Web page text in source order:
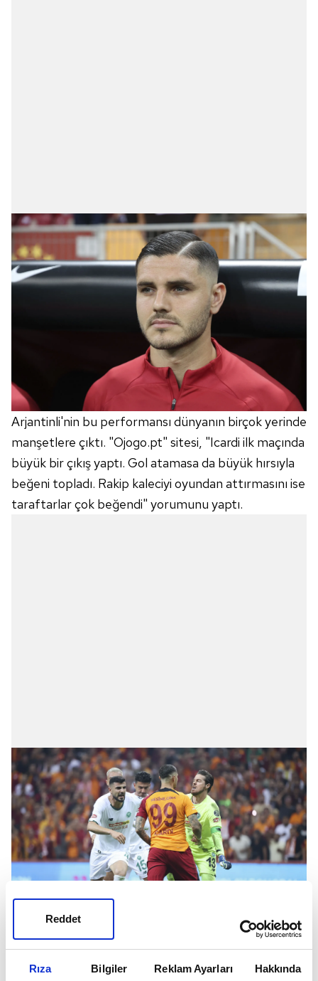
Rıza Bilgiler Reklam Ayarları Hakkında
Reddet
Arjantinli'nin bu performansı dünyanın birçok yerinde
manşetlere çıktı. "Ojogo.pt" sitesi, "Icardi ilk maçında
büyük bir çıkış yaptı. Gol atamasa da büyük hırsıyla
beğeni topladı. Rakip kaleciyi oyundan attırmasını ise
taraftarlar çok beğendi" yorumunu yaptı.
İnfobae.com sitesi, "Mauro Icardi, Galatasaray ile ilk
maçında şov yaptı. Galibiyet golünün anahtarıydı ve